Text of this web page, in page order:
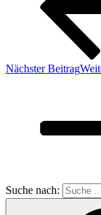
Nächster Beitrag
Suche nach: